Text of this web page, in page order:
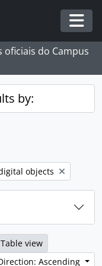
do Campus
by:
filter:objects
Table view
Ascending